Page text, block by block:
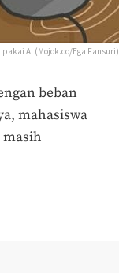
AI (Mojok.co/Ega Fansuri)
beban
mahasiswa
masih